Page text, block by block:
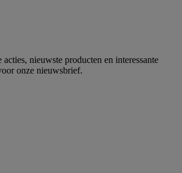
nieuwste producten en interessante
onze nieuwsbrief.